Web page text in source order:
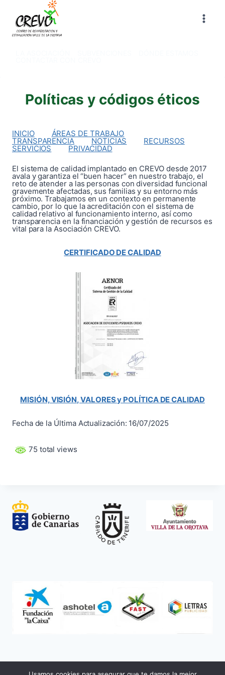
contenido
Políticas y códigos éticos
INICIO ÁREAS DE TRABAJO
TRANSPARENCIA NOTICIAS RECURSOS
SERVICIOS PRIVACIDAD
El sistema de calidad implantado en CREVO desde 2017
avala y garantiza el “buen hacer” en nuestro trabajo, el
reto de atender a las personas con diversidad funcional
gravemente afectadas, sus familias y su entorno más
próximo. Trabajamos en un contexto en permanente
cambio, por lo que la acreditación con el sistema de
calidad relativo al funcionamiento interno, así como
transparencia en la financiación y gestión de recursos es
vital para la Asociación CREVO.
CERTIFICADO DE CALIDAD
MISIÓN, VISIÓN, VALORES y POLÍTICA DE CALIDAD
Fecha de la Última Actualización: 16/07/2025
75 total views